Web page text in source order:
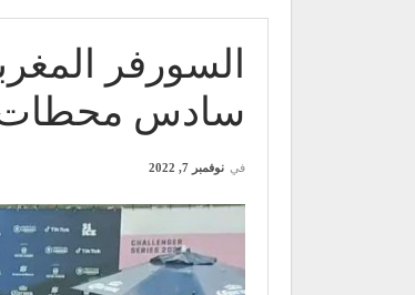
السورفر
سادس محطات
في نوفمبر 7, 2022